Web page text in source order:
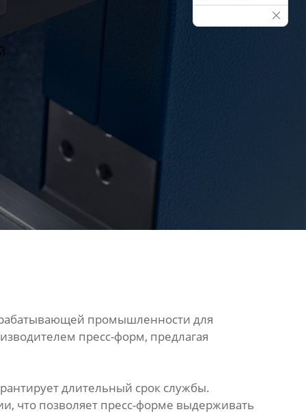
промышленности для
пресс-форм, предлагая
длительный срок службы.
что позволяет пресс-форме выдерживать